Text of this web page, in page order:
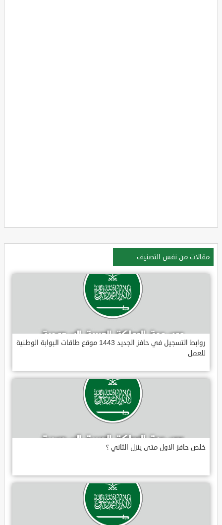
مقالات من نفس التصنيف
روابط التسجيل في حافز الجديد 1443 موقع طاقات البوابة الوطنية
للعمل
خلص حافز الاول متى ينزل الثاني ؟